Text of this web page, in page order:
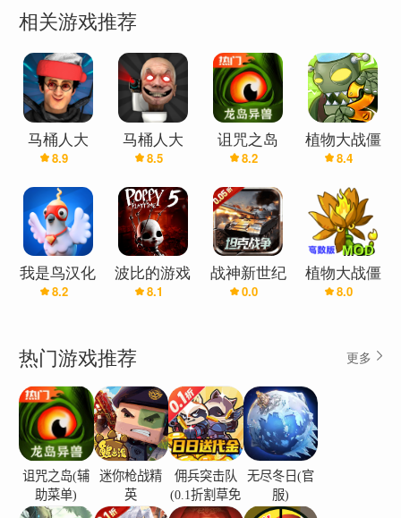
制作工具并将它们合并在一起，准备好你的剑，让
魔法引导你完成这个 RPG 幻想，在那里，古老的地
牢之路可能会将你带到一座充满黄金的城堡......或红
龙自己的巢穴。
中世纪冒险游戏特点：
发现
中世纪合并将带您穿越神奇的土地，在那里您会发
现令人难以置信的任务，其中有许多谜团有待解
决。
师和怪物世界的同时写下自己的道路！
合并
将物品组合成有价值的工具，以帮助村民在邪恶的
巫师造成破坏后重建和管理农场。
相关游戏推荐
马桶人大
战:开放世
界(辅助菜
单)
8.9
马桶人大
战:开放世
界万圣节版
(辅助菜单)
8.5
诅咒之岛
(辅助菜单)
8.2
植物大战僵
尸2(辅助菜
单)
8.4
我是鸟汉化
兼容版(辅
8.2
波比的游戏
时间第五章
8.1
战神新世纪
(0.05折)
0.0
植物大战僵
尸融合版
8.0
热门游戏推荐 更多
诅咒之岛(辅
助菜单)
迷你枪战精
英
佣兵突击队
(0.1折割草免
费版)
无尽冬日(官
服)